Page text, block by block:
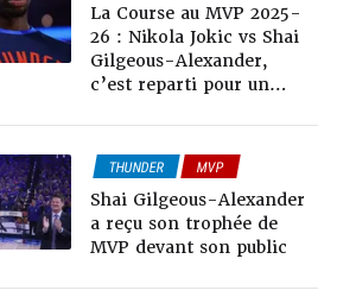
La Course au MVP 2025-
26 : Nikola Jokic vs Shai
Gilgeous-Alexander,
c’est reparti pour un
THUNDER MVP
Shai Gilgeous-Alexander
a reçu son trophée de
MVP devant son public